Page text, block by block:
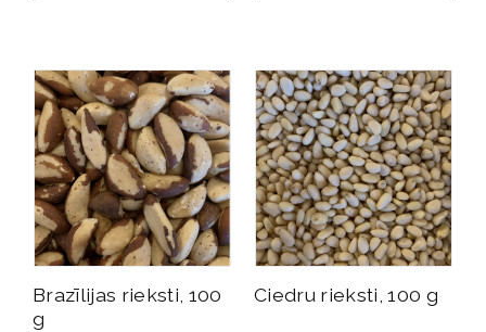
Brazīlijas rieksti, 100
g
Ciedru rieksti, 100 g